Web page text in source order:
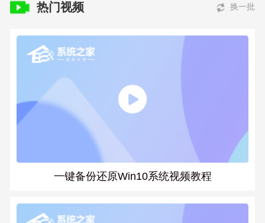
热门视频 换一批
一键备份还原Win10系统视频教程